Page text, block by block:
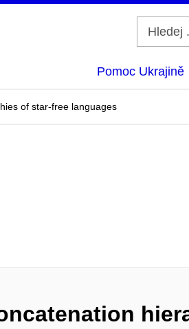
Pomoc Ukrajině
of star-free languages